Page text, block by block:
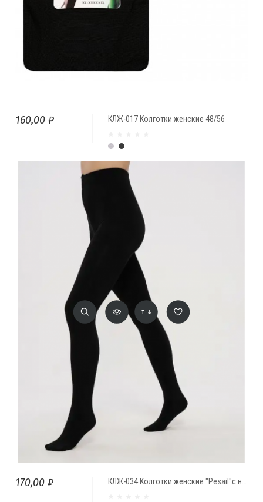
КЛЖ-017 Колготки женские 48/56
160,00 ₽
Серый меланж
Графит
170,00 ₽